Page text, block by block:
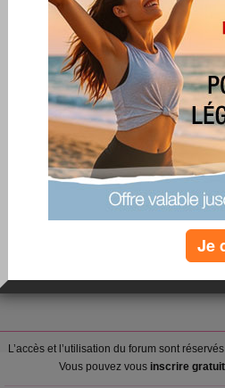
Je n'arrive pas à mettre les virgules pour les
J'ai mis le kilo supérieur. Je n'en suis qu'à
mais alors dans la journée tout s'est
mon alimentation
Petit-déjeuner :
1 jus de
d'avoine
Déjeuner :
punch,
gateaux
tapas,
0
0 kcal
L’accès et l’utilisation du forum sont
Vous pouvez vous inscrire
Je